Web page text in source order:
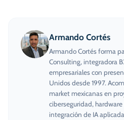
Armando Cortés
Armando Cortés forma
Consulting, integradora
empresariales con
Unidos desde 1997.
market mexicanas en
ciberseguridad,
integración de IA